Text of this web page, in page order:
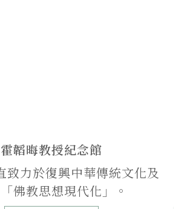
霍韜晦教授紀念館
致力於復興中華傳統文化及
佛教思想現代化」。